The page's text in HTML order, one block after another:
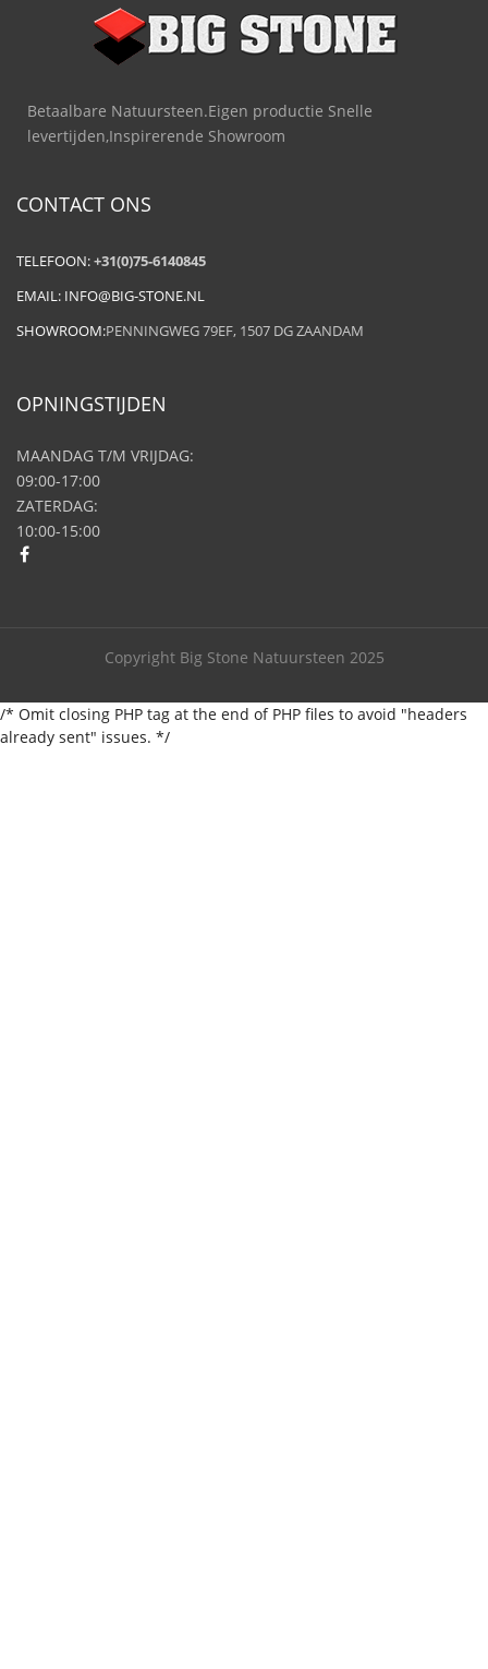
Betaalbare Natuursteen.Eigen productie Snelle
levertijden,Inspirerende Showroom
CONTACT ONS
TELEFOON:+31(0)75-6140845
EMAIL: INFO@BIG-STONE.NL
SHOWROOM:PENNINGWEG 79EF, 1507 DG ZAANDAM
OPNINGSTIJDEN
MAANDAG T/M VRIJDAG:
09:00-17:00
ZATERDAG:
10:00-15:00
Copyright Big Stone Natuursteen 2025
/* Omit closing PHP tag at the end of PHP files to avoid "headers
already sent" issues. */